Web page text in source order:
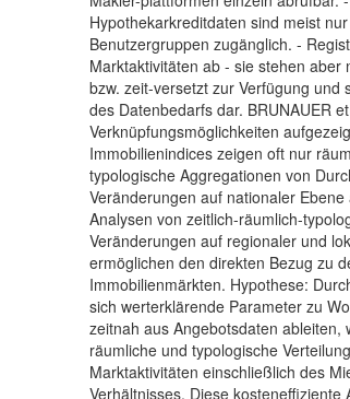
Hypothekarkreditdaten sind meist
Benutzergruppen zugänglich. -
Marktaktivitäten ab - sie stehen aber
bzw. zeit-versetzt zur Verfügung und
des Datenbedarfs dar. BRUNAUER
Verknüpfungsmöglichkeiten
Immobilienindices zeigen oft nur
typologische Aggregationen von
Veränderungen auf nationaler
Analysen von zeitlich-räumlich-
Veränderungen auf regionaler und
ermöglichen den direkten Bezug zu
Immobilienmärkten. Hypothese:
sich werterklärende Parameter zu
zeitnah aus Angebotsdaten ableiten,
räumliche und typologische
Marktaktivitäten einschließlich des
Verhältnisses. Diese kosteneffiziente